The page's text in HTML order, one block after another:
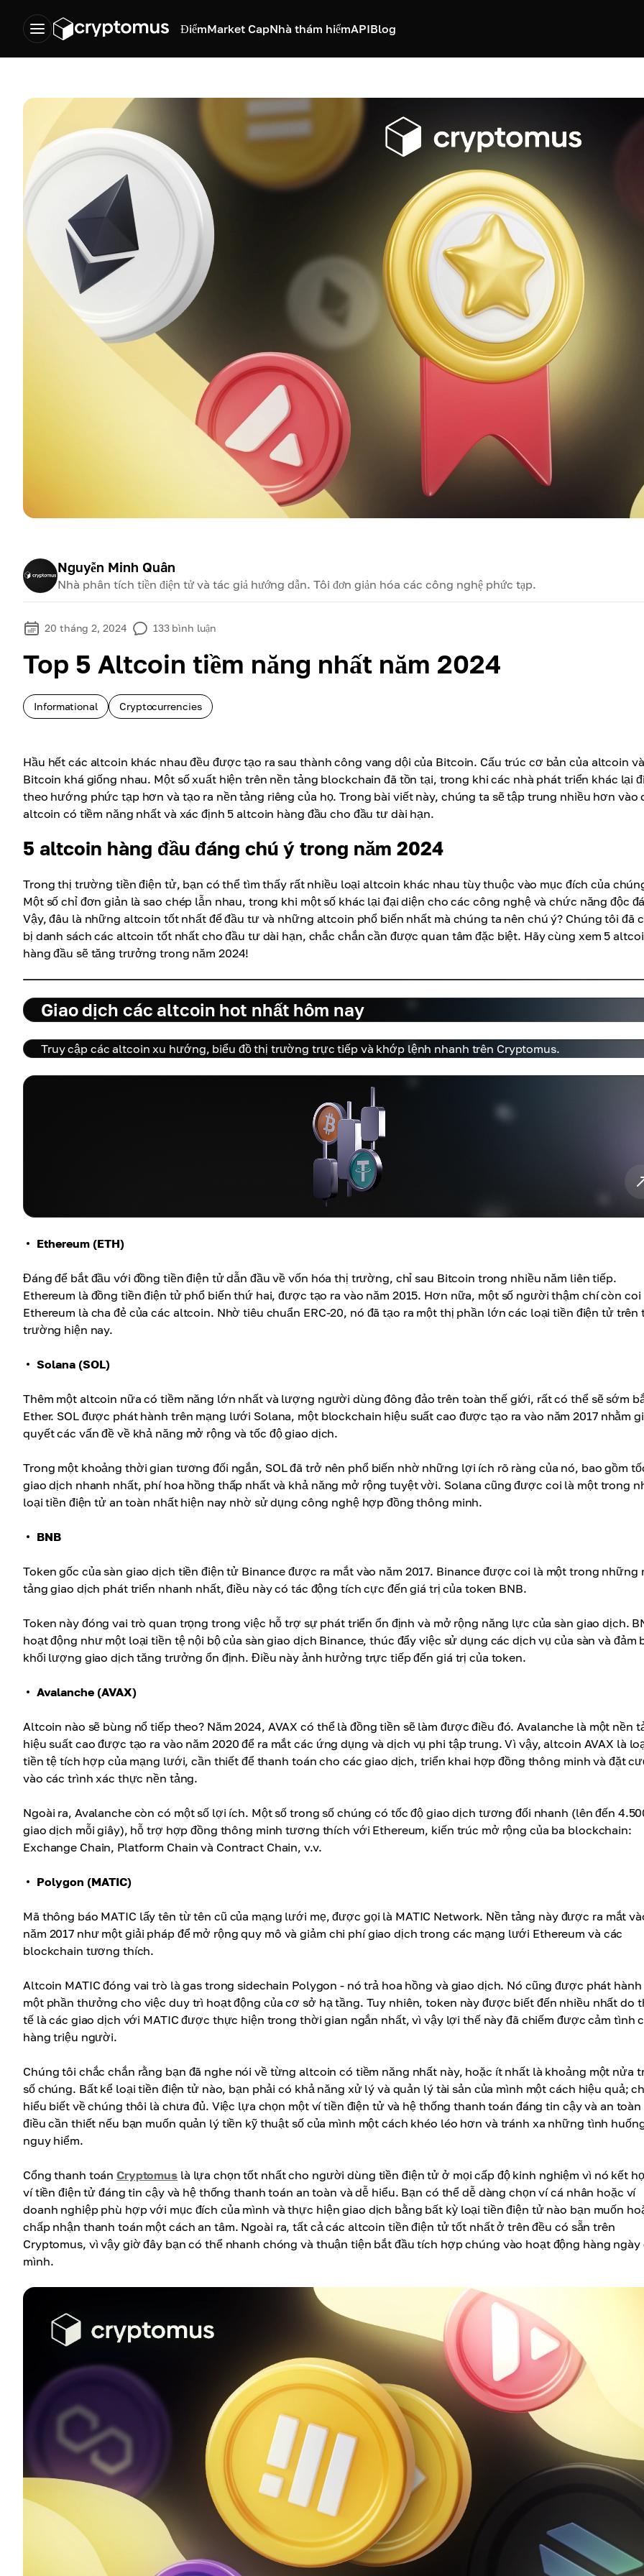
ĐiểmMarket CapNhà thám hiểmAPIBlog
Nguyễn Minh Quân
Nhà phân tích tiền điện tử và tác giả hướng dẫn. Tôi đơn giản hóa các công nghệ phức tạp.
20 tháng 2, 2024 133 bình luận
Top 5 Altcoin tiềm năng nhất năm 2024
Informational Cryptocurrencies
Hầu hết các altcoin khác nhau đều được tạo ra sau thành công vang dội của Bitcoin. Cấu trúc cơ bản của altcoin và
Bitcoin khá giống nhau. Một số xuất hiện trên nền tảng blockchain đã tồn tại, trong khi các nhà phát triển khác lại đi
theo hướng phức tạp hơn và tạo ra nền tảng riêng của họ. Trong bài viết này, chúng ta sẽ tập trung nhiều hơn vào
altcoin có tiềm năng nhất và xác định 5 altcoin hàng đầu cho đầu tư dài hạn.
5 altcoin hàng đầu đáng chú ý trong năm 2024
Trong thị trường tiền điện tử, bạn có thể tìm thấy rất nhiều loại altcoin khác nhau tùy thuộc vào mục đích của
Một số chỉ đơn giản là sao chép lẫn nhau, trong khi một số khác lại đại diện cho các công nghệ và chức năng độc
Vậy, đâu là những altcoin tốt nhất để đầu tư và những altcoin phổ biến nhất mà chúng ta nên chú ý? Chúng tôi đã
bị danh sách các altcoin tốt nhất cho đầu tư dài hạn, chắc chắn cần được quan tâm đặc biệt. Hãy cùng xem 5
hàng đầu sẽ tăng trưởng trong năm 2024!
Giao dịch các altcoin hot nhất hôm nay
Truy cập các altcoin xu hướng, biểu đồ thị trường trực tiếp và khớp lệnh nhanh trên Cryptomus.
Ethereum (ETH)
Đáng để bắt đầu với đồng tiền điện tử dẫn đầu về vốn hóa thị trường, chỉ sau Bitcoin trong nhiều năm liên tiếp.
Ethereum là đồng tiền điện tử phổ biến thứ hai, được tạo ra vào năm 2015. Hơn nữa, một số người thậm chí còn coi
Ethereum là cha đẻ của các altcoin. Nhờ tiêu chuẩn ERC-20, nó đã tạo ra một thị phần lớn các loại tiền điện tử trên
trường hiện nay.
Solana (SOL)
Thêm một altcoin nữa có tiềm năng lớn nhất và lượng người dùng đông đảo trên toàn thế giới, rất có thể sẽ sớm
Ether. SOL được phát hành trên mạng lưới Solana, một blockchain hiệu suất cao được tạo ra vào năm 2017 nhằm
quyết các vấn đề về khả năng mở rộng và tốc độ giao dịch.
Trong một khoảng thời gian tương đối ngắn, SOL đã trở nên phổ biến nhờ những lợi ích rõ ràng của nó, bao gồm
giao dịch nhanh nhất, phí hoa hồng thấp nhất và khả năng mở rộng tuyệt vời. Solana cũng được coi là một trong
loại tiền điện tử an toàn nhất hiện nay nhờ sử dụng công nghệ hợp đồng thông minh.
BNB
Token gốc của sàn giao dịch tiền điện tử Binance được ra mắt vào năm 2017. Binance được coi là một trong những
tảng giao dịch phát triển nhanh nhất, điều này có tác động tích cực đến giá trị của token BNB.
Token này đóng vai trò quan trọng trong việc hỗ trợ sự phát triển ổn định và mở rộng năng lực của sàn giao dịch.
hoạt động như một loại tiền tệ nội bộ của sàn giao dịch Binance, thúc đẩy việc sử dụng các dịch vụ của sàn và đảm
khối lượng giao dịch tăng trưởng ổn định. Điều này ảnh hưởng trực tiếp đến giá trị của token.
Avalanche (AVAX)
Altcoin nào sẽ bùng nổ tiếp theo? Năm 2024, AVAX có thể là đồng tiền sẽ làm được điều đó. Avalanche là một nền
hiệu suất cao được tạo ra vào năm 2020 để ra mắt các ứng dụng và dịch vụ phi tập trung. Vì vậy, altcoin AVAX là
tiền tệ tích hợp của mạng lưới, cần thiết để thanh toán cho các giao dịch, triển khai hợp đồng thông minh và đặt
vào các trình xác thực nền tảng.
Ngoài ra, Avalanche còn có một số lợi ích. Một số trong số chúng có tốc độ giao dịch tương đối nhanh (lên đến
giao dịch mỗi giây), hỗ trợ hợp đồng thông minh tương thích với Ethereum, kiến ​​trúc mở rộng của ba blockchain:
Exchange Chain, Platform Chain và Contract Chain, v.v.
Polygon (MATIC)
Mã thông báo MATIC lấy tên từ tên cũ của mạng lưới mẹ, được gọi là MATIC Network. Nền tảng này được ra mắt
năm 2017 như một giải pháp để mở rộng quy mô và giảm chi phí giao dịch trong các mạng lưới Ethereum và các
blockchain tương thích.
Altcoin MATIC đóng vai trò là gas trong sidechain Polygon - nó trả hoa hồng và giao dịch. Nó cũng được phát
một phần thưởng cho việc duy trì hoạt động của cơ sở hạ tầng. Tuy nhiên, token này được biết đến nhiều nhất do
tế là các giao dịch với MATIC được thực hiện trong thời gian ngắn nhất, vì vậy lợi thế này đã chiếm được cảm tình
hàng triệu người.
Chúng tôi chắc chắn rằng bạn đã nghe nói về từng altcoin có tiềm năng nhất này, hoặc ít nhất là khoảng một nửa
số chúng. Bất kể loại tiền điện tử nào, bạn phải có khả năng xử lý và quản lý tài sản của mình một cách hiệu quả;
hiểu biết về chúng thôi là chưa đủ. Việc lựa chọn một ví tiền điện tử và hệ thống thanh toán đáng tin cậy và an toàn
điều cần thiết nếu bạn muốn quản lý tiền kỹ thuật số của mình một cách khéo léo hơn và tránh xa những tình
nguy hiểm.
Cổng thanh toánCryptomus là lựa chọn tốt nhất cho người dùng tiền điện tử ở mọi cấp độ kinh nghiệm vì nó kết
ví tiền điện tử đáng tin cậy và hệ thống thanh toán an toàn và dễ hiểu. Bạn có thể dễ dàng chọn ví cá nhân hoặc ví
doanh nghiệp phù hợp với mục đích của mình và thực hiện giao dịch bằng bất kỳ loại tiền điện tử nào bạn muốn
chấp nhận thanh toán một cách an tâm. Ngoài ra, tất cả các altcoin tiền điện tử tốt nhất ở trên đều có sẵn trên
Cryptomus, vì vậy giờ đây bạn có thể nhanh chóng và thuận tiện bắt đầu tích hợp chúng vào hoạt động hàng ngày
mình.